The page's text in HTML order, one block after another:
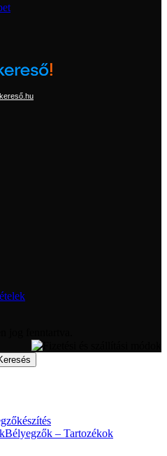
Bélyegzők – Tartozékok